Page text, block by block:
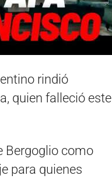
rindió
quien falleció este
Bergoglio como
para quienes